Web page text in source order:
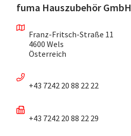
fuma Hauszubehör GmbH
Franz-Fritsch-Straße 11
4600 Wels
Österreich
+43 7242 20 88 22 22
+43 7242 20 88 22 29